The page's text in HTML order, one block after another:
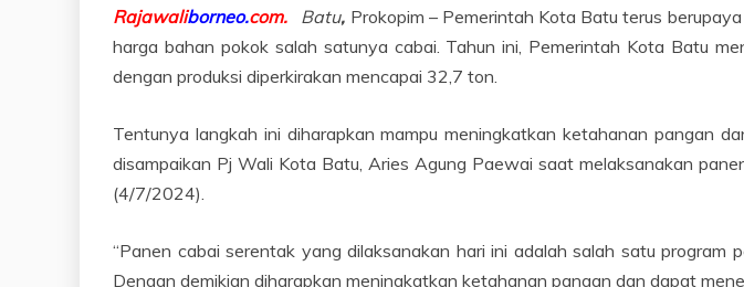
Rajawaliborneo.com. Batu, Prokopim – Pemerintah Kota Batu terus
harga bahan pokok salah satunya cabai. Tahun ini, Pemerintah Kota Batu
dengan produksi diperkirakan mencapai 32,7 ton.
Tentunya langkah ini diharapkan mampu meningkatkan ketahanan pangan
disampaikan Pj Wali Kota Batu, Aries Agung Paewai saat melaksanakan
(4/7/2024).
“Panen cabai serentak yang dilaksanakan hari ini adalah salah satu
Dengan demikian diharapkan meningkatkan ketahanan pangan dan dapat